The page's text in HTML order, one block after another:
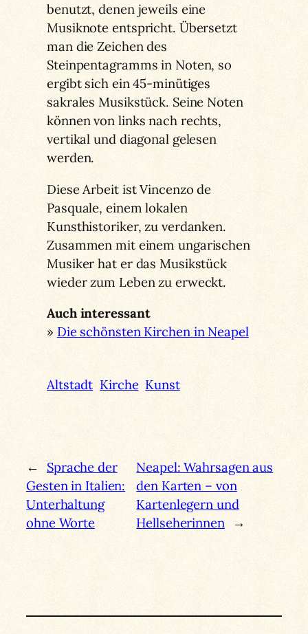
benutzt, denen jeweils eine
Musiknote entspricht. Übersetzt
man die Zeichen des
Steinpentagramms in Noten, so
ergibt sich ein 45-minütiges
sakrales Musikstück. Seine Noten
können von links nach rechts,
vertikal und diagonal gelesen
werden.
Diese Arbeit ist Vincenzo de
Pasquale, einem lokalen
Kunsthistoriker, zu verdanken.
Zusammen mit einem ungarischen
Musiker hat er das Musikstück
wieder zum Leben zu erweckt.
Auch interessant
» Die schönsten Kirchen in Neapel
Altstadt Kirche Kunst
←
Sprache der
Gesten in Italien:
Unterhaltung
ohne Worte
Neapel: Wahrsagen aus
den Karten – von
Kartenlegern und
Hellseherinnen
→